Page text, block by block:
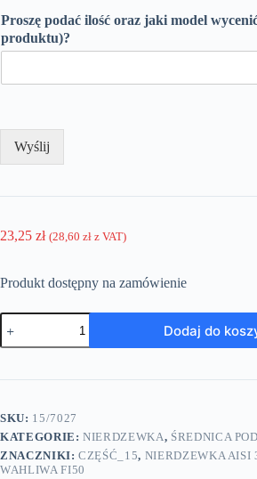
Proszę podać ilość oraz jaki model
produktu)?
Wyślij
23,25 zł (28,60 zł z VAT)
Produkt dostępny na zamówienie
ilość
Stopka
wahliwa
średnica
-
wysokość
A=90mm
-
Dodaj do
SKU: 15/7027
KATEGORIE:NIERDZEWKA, ŚREDNICA
ZNACZNIKI:CZĘŚĆ_15, NIERDZEWKA AISI
WAHLIWA FI50